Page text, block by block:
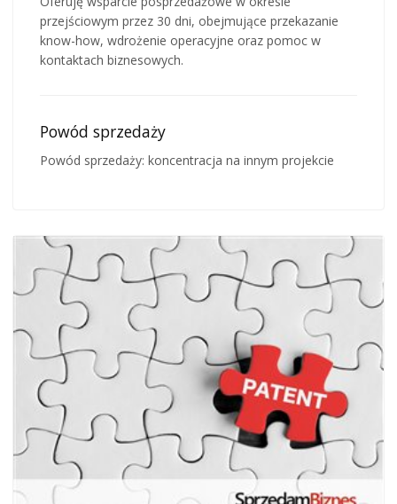
przejściowym przez 30 dni, obejmujące przekazanie
know-how, wdrożenie operacyjne oraz pomoc w
kontaktach biznesowych.
Powód sprzedaży
Powód sprzedaży: koncentracja na innym projekcie